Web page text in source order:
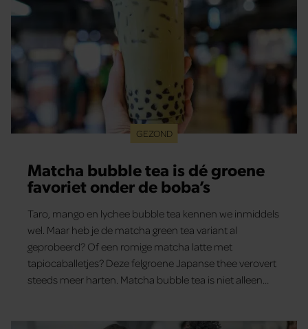
GEZOND
Matcha bubble tea is dé groene
favoriet onder de boba’s
Taro, mango en lychee bubble tea kennen we inmiddels
wel. Maar heb je de matcha green tea variant al
geprobeerd? Of een romige matcha latte met
tapiocaballetjes? Deze felgroene Japanse thee verovert
steeds meer harten. Matcha bubble tea is niet alleen